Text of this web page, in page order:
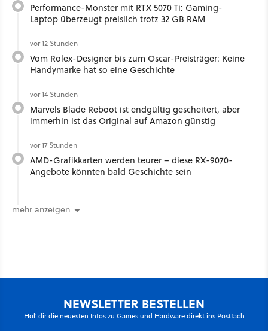
Performance-Monster mit RTX 5070 Ti: Gaming-
Laptop überzeugt preislich trotz 32 GB RAM
vor 12 Stunden
Vom Rolex-Designer bis zum Oscar-Preisträger: Keine
Handymarke hat so eine Geschichte
vor 14 Stunden
Marvels Blade Reboot ist endgültig gescheitert, aber
immerhin ist das Original auf Amazon günstig
vor 17 Stunden
AMD-Grafikkarten werden teurer – diese RX-9070-
Angebote könnten bald Geschichte sein
mehr anzeigen
NEWSLETTER BESTELLEN
Hol' dir die neuesten Infos zu Games und Hardware direkt ins Postfach